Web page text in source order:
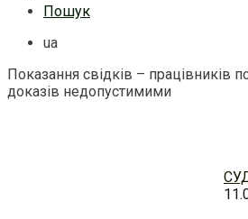
Пошук
ua
Показання свідків – працівників
доказів недопустимими